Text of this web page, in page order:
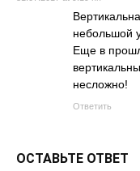
д
небольшой
Еще в
несложно!
Ответить
ОСТАВЬТЕ ОТВЕТ